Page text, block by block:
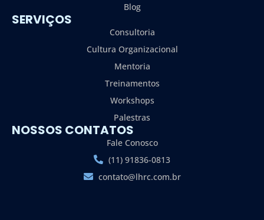
Blog
SERVIÇOS
Consultoria
Cultura Organizacional
Mentoria
Treinamentos
Workshops
Palestras
NOSSOS CONTATOS
Fale Conosco
(11) 91836-0813
contato@lhrc.com.br